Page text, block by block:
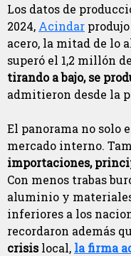
Los datos de
2024, Acindar
acero, la mitad de lo
superó el 1,2 millón
tirando a bajo, se
admitieron desde la
El panorama no solo
mercado interno.
importaciones,
Con menos trabas
aluminio y
inferiores a los
recordaron además
crisislocal, la firma